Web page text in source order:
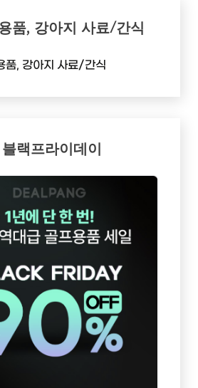
품, 강아지 사료/간식
랙프라이데이